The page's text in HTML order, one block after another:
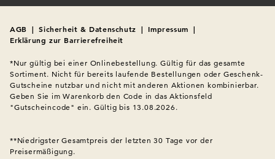
AGB | Sicherheit & Datenschutz | Impressum |
Erklärung zur Barrierefreiheit
*Nur gültig bei einer Onlinebestellung. Gültig für das gesamte
Sortiment. Nicht für bereits laufende Bestellungen oder Geschenk-
Gutscheine nutzbar und nicht mit anderen Aktionen kombinierbar.
Geben Sie im Warenkorb den Code in das Aktionsfeld
"Gutscheincode" ein. Gültig bis 13.08.2026.
**Niedrigster Gesamtpreis der letzten 30 Tage vor der
Preisermäßigung.